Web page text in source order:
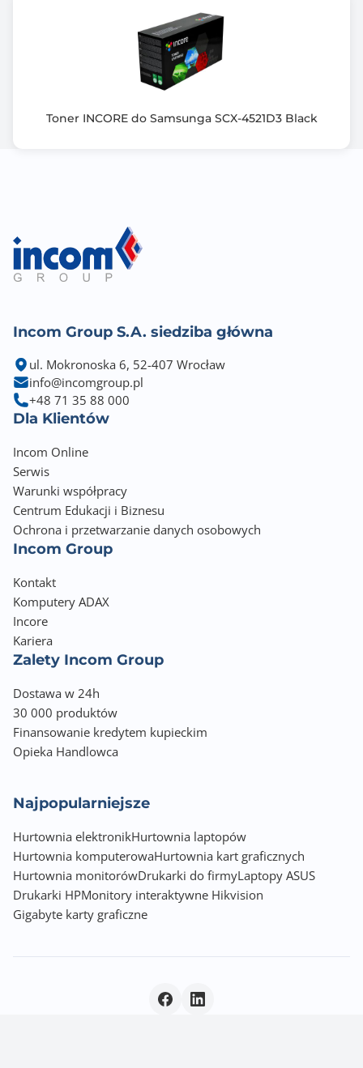
Toner INCORE do Samsunga SCX-4521D3 Black
Incom Group S.A. siedziba główna
ul. Mokronoska 6, 52-407 Wrocław
info@incomgroup.pl
+48 71 35 88 000
Dla Klientów
Incom Online
Serwis
Warunki współpracy
Centrum Edukacji i Biznesu
Ochrona i przetwarzanie danych osobowych
Incom Group
Kontakt
Komputery ADAX
Incore
Kariera
Zalety Incom Group
Dostawa w 24h
30 000 produktów
Finansowanie kredytem kupieckim
Opieka Handlowca
Najpopularniejsze
Hurtownia elektronikHurtownia laptopów
Hurtownia komputerowaHurtownia kart graficznych
Hurtownia monitorówDrukarki do firmyLaptopy ASUS
Drukarki HPMonitory interaktywne Hikvision
Gigabyte karty graficzne